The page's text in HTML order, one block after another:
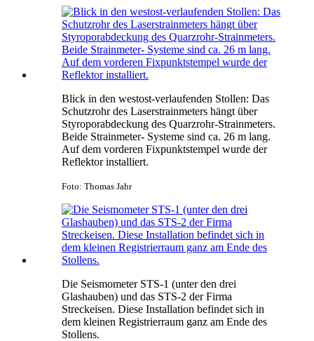
Blick in den westost-verlaufenden Stollen: Das
Schutzrohr des Laserstrainmeters hängt über
Styroporabdeckung des Quarzrohr-Strainmeters.
Beide Strainmeter- Systeme sind ca. 26 m lang.
Auf dem vorderen Fixpunktstempel wurde der
Reflektor installiert.
Foto: Thomas Jahr
Die Seismometer STS-1 (unter den drei
Glashauben) und das STS-2 der Firma
Streckeisen. Diese Installation befindet sich in
dem kleinen Registrierraum ganz am Ende des
Stollens.